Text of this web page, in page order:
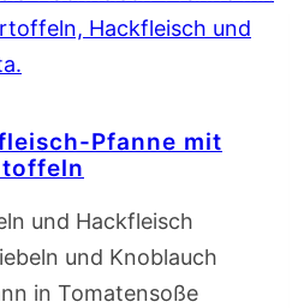
Pfanne mit
und Hackfleisch
und Knoblauch
in Tomatensoße